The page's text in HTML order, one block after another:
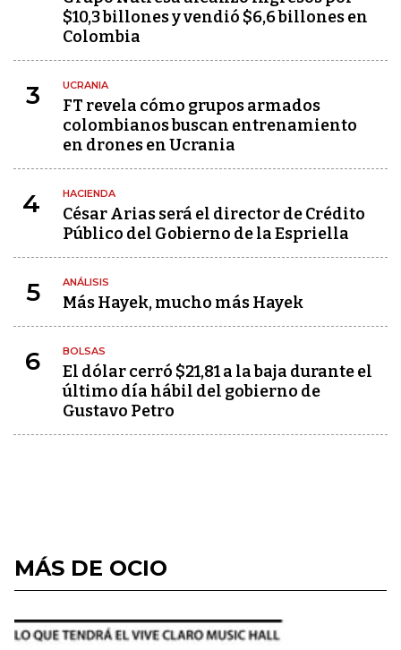
$10,3 billones y vendió $6,6 billones en
Colombia
3 UCRANIA
FT revela cómo grupos armados
colombianos buscan entrenamiento
en drones en Ucrania
4 HACIENDA
César Arias será el director de Crédito
Público del Gobierno de la Espriella
5 ANÁLISIS
Más Hayek, mucho más Hayek
6 BOLSAS
El dólar cerró $21,81 a la baja durante el
último día hábil del gobierno de
Gustavo Petro
MÁS DE OCIO